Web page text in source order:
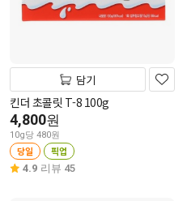
담기
킨더 초콜릿 T-8 100g
4,800원
10g당 480원
당일 픽업
4.9 리뷰 45